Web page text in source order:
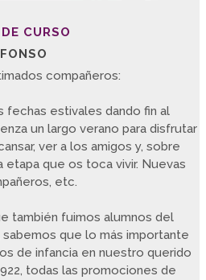
CURSO
compañeros:
fechas estivales dando fin al
un largo verano para disfrutar
ver a los amigos y, sobre
etapa que os toca vivir. Nuevas
etc.
también fuimos alumnos del
que lo más importante
de infancia en nuestro querido
todas las promociones de